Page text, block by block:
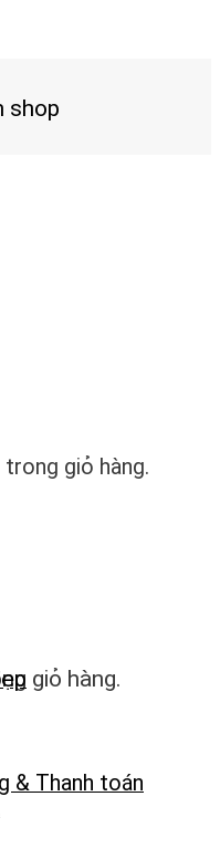
shop
giỏ hàng.
giỏ hàng.
& Thanh toán